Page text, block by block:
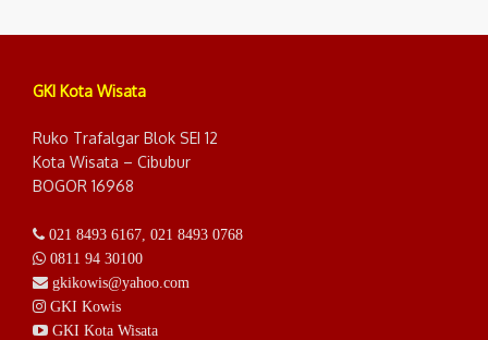
GKI Kota Wisata
Ruko Trafalgar Blok SEI 12
Kota Wisata – Cibubur
BOGOR 16968
021 8493 6167 021 8493 0768
0811 94 30100
gkikowis@yahoo.com
GKI Kowis
GKI Kota Wisata